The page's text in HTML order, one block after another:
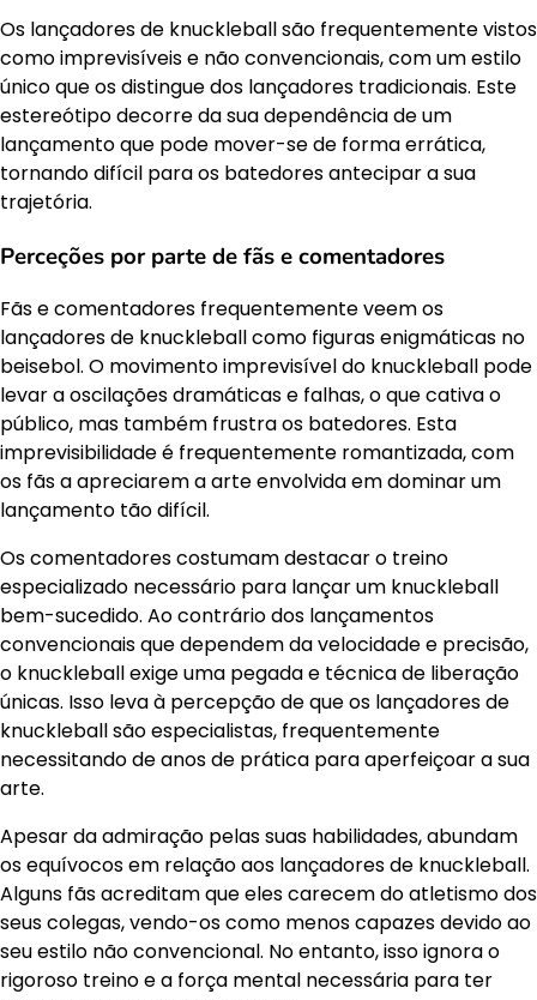
Os lançadores de knuckleball são frequentemente vistos
como imprevisíveis e não convencionais, com um estilo
único que os distingue dos lançadores tradicionais. Este
estereótipo decorre da sua dependência de um
lançamento que pode mover-se de forma errática,
tornando difícil para os batedores antecipar a sua
trajetória.
Perceções por parte de fãs e comentadores
Fãs e comentadores frequentemente veem os
lançadores de knuckleball como figuras enigmáticas no
beisebol. O movimento imprevisível do knuckleball pode
levar a oscilações dramáticas e falhas, o que cativa o
público, mas também frustra os batedores. Esta
imprevisibilidade é frequentemente romantizada, com
os fãs a apreciarem a arte envolvida em dominar um
lançamento tão difícil.
Os comentadores costumam destacar o treino
especializado necessário para lançar um knuckleball
bem-sucedido. Ao contrário dos lançamentos
convencionais que dependem da velocidade e precisão,
o knuckleball exige uma pegada e técnica de liberação
únicas. Isso leva à percepção de que os lançadores de
knuckleball são especialistas, frequentemente
necessitando de anos de prática para aperfeiçoar a sua
arte.
Apesar da admiração pelas suas habilidades, abundam
os equívocos em relação aos lançadores de knuckleball.
Alguns fãs acreditam que eles carecem do atletismo dos
seus colegas, vendo-os como menos capazes devido ao
seu estilo não convencional. No entanto, isso ignora o
rigoroso treino e a força mental necessária para ter